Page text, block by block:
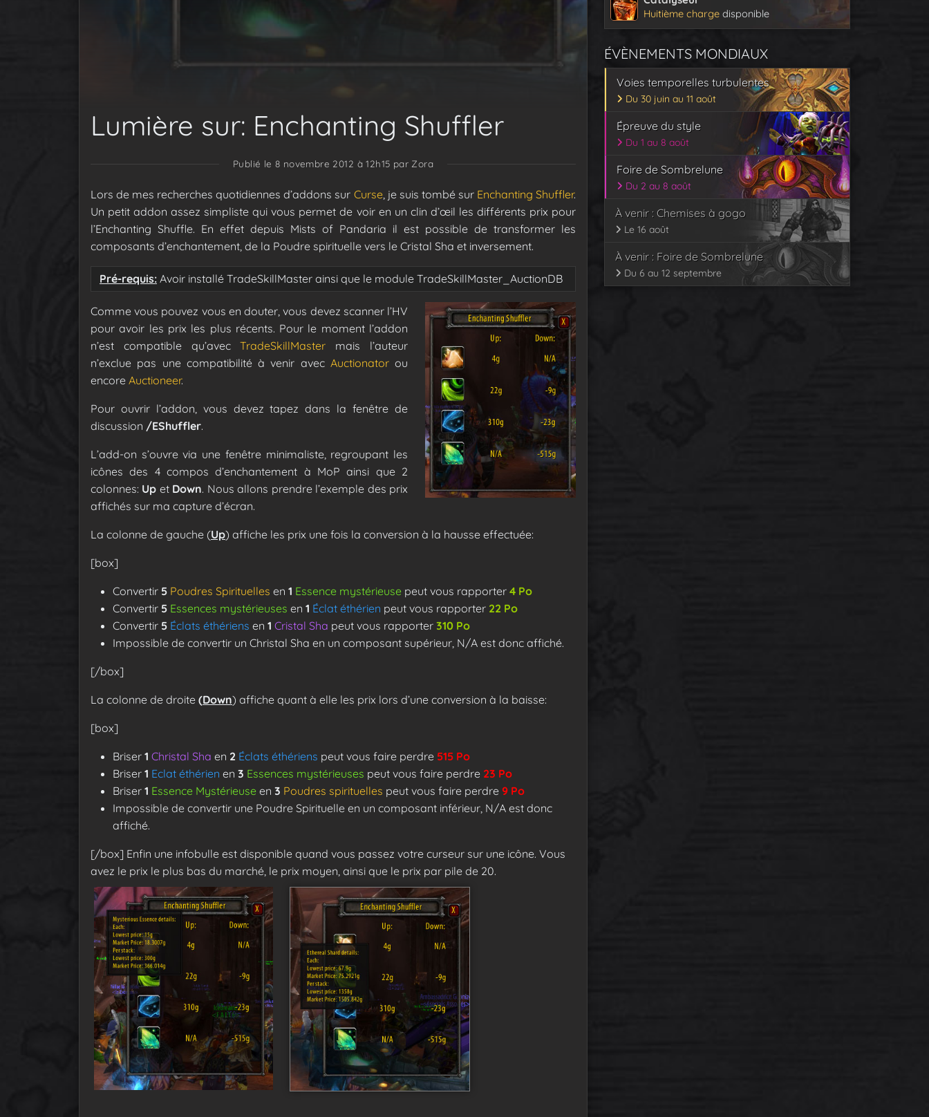
Lumière sur: Enchanting Shuffler
Publié le 8 novembre 2012 à 12h15 par Zora
Lors de mes recherches quotidiennes d’addons sur Curse, je suis tombé sur Enchanting Shuffler.
Un petit addon assez simpliste qui vous permet de voir en un clin d’œil les différents prix pour
l’Enchanting Shuffle. En effet depuis Mists of Pandaria il est possible de transformer les
composants d’enchantement, de la Poudre spirituelle vers le Cristal Sha et inversement.
Pré-requis: Avoir installé TradeSkillMaster ainsi que le module TradeSkillMaster_AuctionDB
Comme vous pouvez vous en douter, vous devez scanner l’HV
pour avoir les prix les plus récents. Pour le moment l’addon
n’est compatible qu’avecTradeSkillMaster mais l’auteur
n’exclue pas une compatibilité à venir avec Auctionatorou
encore Auctioneer.
Pour ouvrir l’addon, vous devez tapez dans la fenêtre de
discussion /EShuffler.
L’add-on s’ouvre via une fenêtre minimaliste, regroupant les
icônes des 4 compos d’enchantement à MoP ainsi que 2
colonnes: Up et Down. Nous allons prendre l’exemple des prix
affichés sur ma capture d’écran.
La colonne de gauche (Up) affiche les prix une fois la conversion à la hausse effectuée:
[box]
Convertir 5 Poudres Spirituelles en 1 Essence mystérieuse peut vous rapporter 4 Po
Convertir 5 Essences mystérieuses en 1 Éclat éthérien peut vous rapporter 22 Po
Convertir 5 Éclats éthériens en 1 Cristal Sha peut vous rapporter 310 Po
Impossible de convertir un Christal Sha en un composant supérieur, N/A est donc affiché.
[/box]
La colonne de droite (Down) affiche quant à elle les prix lors d’une conversion à la baisse:
[box]
Briser 1 Christal Sha en 2 Éclats éthériens peut vous faire perdre 515 Po
Briser 1 Eclat éthérien en 3 Essences mystérieuses peut vous faire perdre 23 Po
Briser 1 Essence Mystérieuse en 3 Poudres spirituelles peut vous faire perdre 9 Po
Impossible de convertir une Poudre Spirituelle en un composant inférieur, N/A est donc
affiché.
[/box] Enfin une infobulle est disponible quand vous passez votre curseur sur une icône. Vous
avez le prix le plus bas du marché, le prix moyen, ainsi que le prix par pile de 20.
Huitième charge disponible
ÉVÈNEMENTS MONDIAUX
Voies temporelles turbulentes
Du 30 juin au 11 août
Épreuve du style
Du 1 au 8 août
Foire de Sombrelune
Du 2 au 8 août
À venir : Chemises à gogo
Le 16 août
À venir : Foire de Sombrelune
Du 6 au 12 septembre